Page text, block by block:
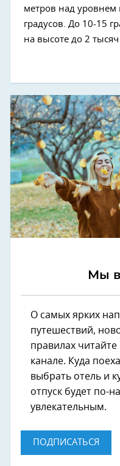
метров над уровнем
градусов. До 10-15
на высоте до 2
Мы в
О самых ярких
путешествий,
правилах
канале. Куда
выбрать отель и
отпуск будет по-
увлекательным.
ПОДПИСАТЬСЯ